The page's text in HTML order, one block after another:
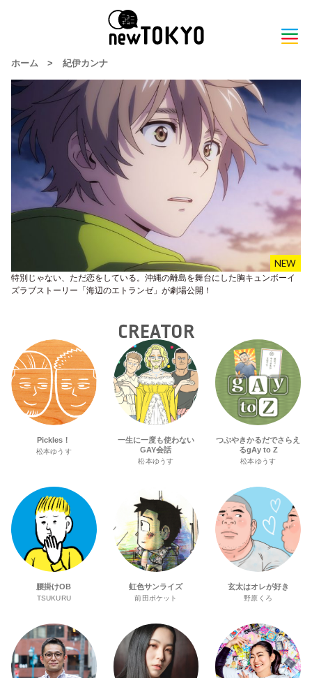
ホーム > 紀伊カンナ
特別じゃない、ただ恋をしている。沖縄の離島を舞台にした胸キュンボーイ
ズラブストーリー「海辺のエトランゼ」が劇場公開！
CREATOR
Pickles！
松本ゆうす
一生に一度も使わない
GAY会話
松本ゆうす
つぶやきかるだでさらえ
るgAy to Z
松本ゆうす
腰掛けOB
TSUKURU
虹色サンライズ
前田ポケット
玄太はオレが好き
野原くろ